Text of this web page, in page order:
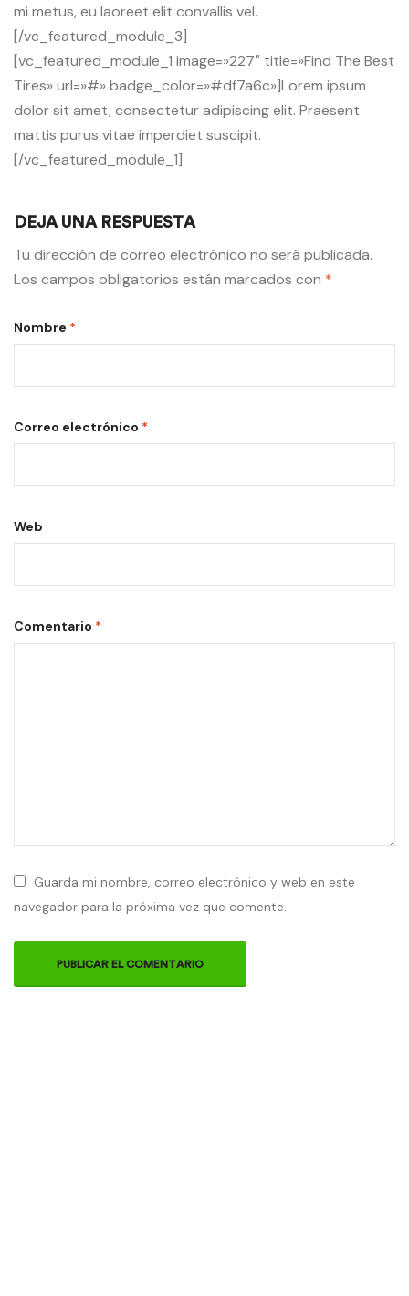
mi metus, eu laoreet elit convallis vel.
[/vc_featured_module_3]
[vc_featured_module_1 image=»227″ title=»Find The Best
Tires» url=»#» badge_color=»#df7a6c»]Lorem ipsum
dolor sit amet, consectetur adipiscing elit. Praesent
mattis purus vitae imperdiet suscipit.
[/vc_featured_module_1]
DEJA UNA RESPUESTA
Tu dirección de correo electrónico no será publicada.
Los campos obligatorios están marcados con *
Comentario *
Nombre *
Correo electrónico *
Web
Guarda mi nombre, correo electrónico y web en este
navegador para la próxima vez que comente.